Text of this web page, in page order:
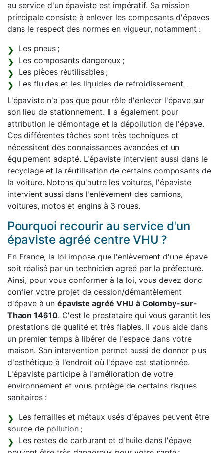
au service d'un épaviste est impératif. Sa mission
principale consiste à enlever les composants d'épaves
dans le respect des normes en vigueur, notamment :
Les pneus ;
Les composants dangereux ;
Les pièces réutilisables ;
Les fluides et les liquides de refroidissement…
L'épaviste n'a pas que pour rôle d'enlever l'épave sur
son lieu de stationnement. Il a également pour
attribution le démontage et la dépollution de l'épave.
Ces différentes tâches sont très techniques et
nécessitent des connaissances avancées et un
équipement adapté. L'épaviste intervient aussi dans le
recyclage et la réutilisation de certains composants de
la voiture. Notons qu'outre les voitures, l'épaviste
intervient aussi dans l'enlèvement des camions,
voitures, motos et engins à 3 roues.
Pourquoi recourir au service d'un
épaviste agréé centre VHU ?
En France, la loi impose que l'enlèvement d'une épave
soit réalisé par un technicien agréé par la préfecture.
Ainsi, pour vous conformer à la loi, vous devez donc
confier votre projet de cession/démantèlement
d'épave à un épaviste agréé VHU à Colomby-sur-
Thaon 14610. C'est le prestataire qui vous garantit les
prestations de qualité et très fiables. Il vous aide dans
un premier temps à libérer de l'espace dans votre
maison. Son intervention permet aussi de donner plus
d'esthétique à l'endroit où l'épave est stationnée.
L'épaviste participe à l'amélioration de votre
environnement et vous protège de certains risques
sanitaires :
Les ferrailles et métaux usés d'épaves peuvent être
source de pollution ;
Les restes de carburant et d'huile dans l'épave